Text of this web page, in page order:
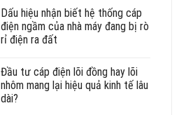
Dấu hiệu nhận biết hệ thống cáp
điện ngầm của nhà máy đang bị rò
rỉ điện ra đất
Đầu tư cáp điện lõi đồng hay lõi
nhôm mang lại hiệu quả kinh tế lâu
dài?